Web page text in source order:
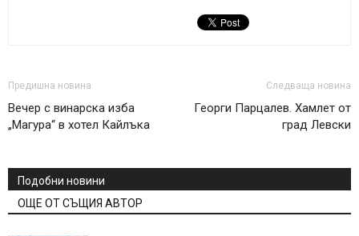
Предишна новина
Вечер с винарска изба
„Магура“ в хотел Кайлъка
Следваща новина
Георги Парцалев. Хамлет от
град Левски
Подобни новини
ОЩЕ ОТ СЪЩИЯ АВТОР